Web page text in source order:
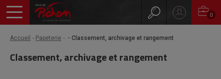
0
Accueil Papeterie - Classement, archivage et rangement
Classement, archivage et rangement